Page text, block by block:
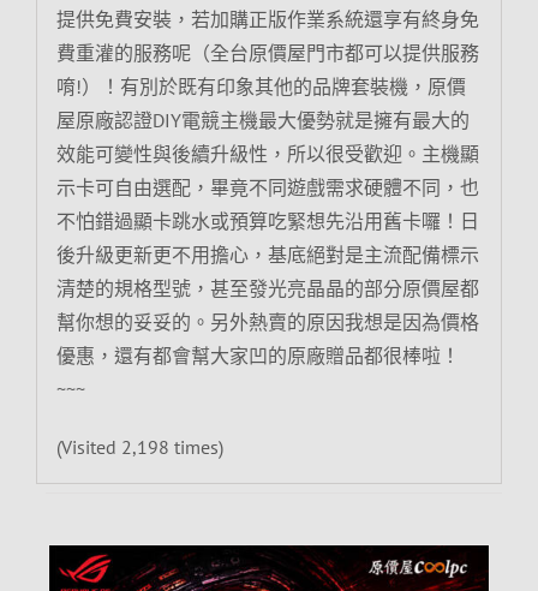
提供免費安裝，若加購正版作業系統還享有終身免
費重灌的服務呢（全台原價屋門市都可以提供服務
唷!）！有別於既有印象其他的品牌套裝機，原價
屋原廠認證DIY電競主機最大優勢就是擁有最大的
效能可變性與後續升級性，所以很受歡迎。主機顯
示卡可自由選配，畢竟不同遊戲需求硬體不同，也
不怕錯過顯卡跳水或預算吃緊想先沿用舊卡囉！日
後升級更新更不用擔心，基底絕對是主流配備標示
清楚的規格型號，甚至發光亮晶晶的部分原價屋都
幫你想的妥妥的。另外熱賣的原因我想是因為價格
優惠，還有都會幫大家凹的原廠贈品都很棒啦！
~~~
(Visited 2,198 times)